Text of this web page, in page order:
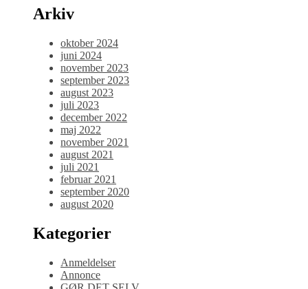
Arkiv
oktober 2024
juni 2024
november 2023
september 2023
august 2023
juli 2023
december 2022
maj 2022
november 2021
august 2021
juli 2021
februar 2021
september 2020
august 2020
Kategorier
Anmeldelser
Annonce